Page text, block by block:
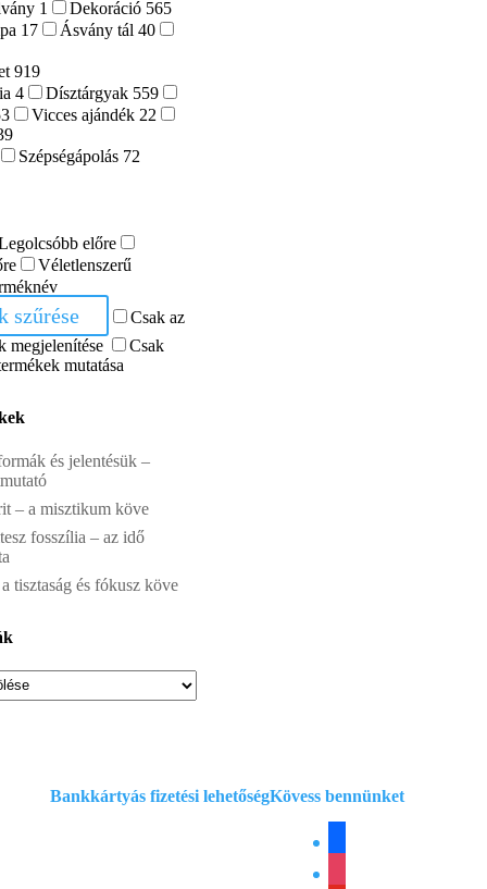
1 Dekoráció 565
17 Ásvány tál40
919
4 Dísztárgyak 559
Vicces ajándék 22
Szépségápolás 72
előre
Véletlenszerű
szűrése
Csak az
megjelenítése
Csak
mutatása
és jelentésük –
– a misztikum köve
fosszília – az idő
tisztaság és fókusz köve
Bankkártyás fizetési lehetőségKövess bennünket